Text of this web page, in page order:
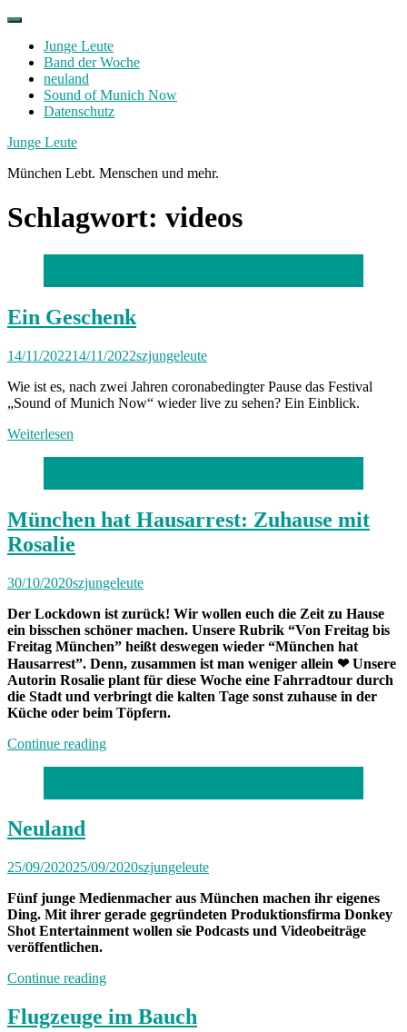
Skip
contentJunge Leute
Band der Woche
neuland
Sound of Munich Now
Datenschutz
Facebook
Twitter
Instagram
Junge Leute
München Lebt. Menschen und mehr.
Schlagwort: videos
Ein Geschenk
14/11/202214/11/2022szjungeleute
Wie ist es, nach zwei Jahren coronabedingter Pause das Festival
„Sound of Munich Now“ wieder live zu sehen? Ein Einblick.
Weiterlesen
München hat Hausarrest: Zuhause mit
Rosalie
30/10/2020szjungeleute
Der Lockdown ist zurück! Wir wollen euch die Zeit zu Hause
ein bisschen schöner machen. Unsere Rubrik “Von Freitag bis
Freitag München” heißt deswegen wieder “München hat
Hausarrest”. Denn, zusammen ist man weniger allein ❤ Unsere
Autorin Rosalie plant für diese Woche eine Fahrradtour durch
die Stadt und verbringt die kalten Tage sonst zuhause in der
Küche oder beim Töpfern.
Continue reading„München
Neuland
25/09/202025/09/2020szjungeleute
Fünf junge Medienmacher aus München machen ihr eigenes
Ding. Mit ihrer gerade gegründeten Produktionsfirma Donkey
Shot Entertainment wollen sie Podcasts und Videobeiträge
veröffentlichen.
Continue reading„Neuland“
Flugzeuge im Bauch